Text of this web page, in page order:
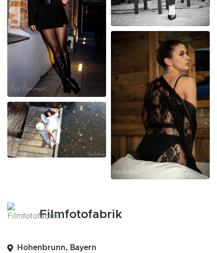
Filmfotofabrik
Hohenbrunn, Bayern